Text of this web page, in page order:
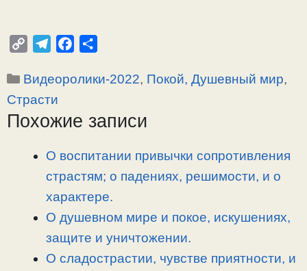
p
y
L
l
e
g
a
c
b
п
а
Рубрики
Видеоролики-2022, Покой, Душевный мир,
Страсти
Похожие записи
О воспитании привычки сопротивления
страстям; о падениях, решимости, и о
характере.
О душевном мире и покое, искушениях,
защите и уничтожении.
О сладострастии, чувстве приятности, и